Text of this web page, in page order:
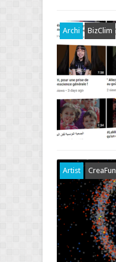
Archi BizClim
Artist CreaFun